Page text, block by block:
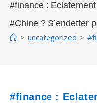
#finance :
#Chine ? S’endetter
> uncategorized >
#finance :